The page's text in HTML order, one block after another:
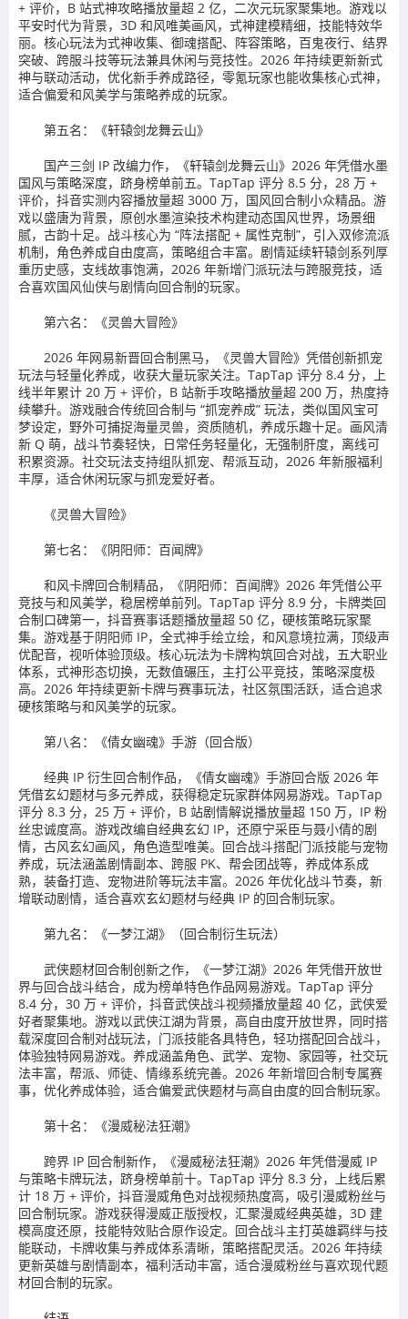
+ 评价，B 站式神攻略播放量超 2 亿，二次元玩家聚集地。游戏以
平安时代为背景，3D 和风唯美画风，式神建模精细，技能特效华
丽。核心玩法为式神收集、御魂搭配、阵容策略，百鬼夜行、结界
突破、跨服斗技等玩法兼具休闲与竞技性。2026 年持续更新新式
神与联动活动，优化新手养成路径，零氪玩家也能收集核心式神，
适合偏爱和风美学与策略养成的玩家。
第五名：《轩辕剑龙舞云山》
国产三剑 IP 改编力作，《轩辕剑龙舞云山》2026 年凭借水墨
国风与策略深度，跻身榜单前五。TapTap 评分 8.5 分，28 万 +
评价，抖音实测内容播放量超 3000 万，国风回合制小众精品。游
戏以盛唐为背景，原创水墨渲染技术构建动态国风世界，场景细
腻，古韵十足。战斗核心为 “阵法搭配 + 属性克制”，引入双修流派
机制，角色养成自由度高，策略组合丰富。剧情延续轩辕剑系列厚
重历史感，支线故事饱满，2026 年新增门派玩法与跨服竞技，适
合喜欢国风仙侠与剧情向回合制的玩家。
第六名：《灵兽大冒险》
2026 年网易新晋回合制黑马，《灵兽大冒险》凭借创新抓宠
玩法与轻量化养成，收获大量玩家关注。TapTap 评分 8.4 分，上
线半年累计 20 万 + 评价，B 站新手攻略播放量超 200 万，热度持
续攀升。游戏融合传统回合制与 “抓宠养成” 玩法，类似国风宝可
梦设定，野外可捕捉海量灵兽，资质随机，养成乐趣十足。画风清
新 Q 萌，战斗节奏轻快，日常任务轻量化，无强制肝度，离线可
积累资源。社交玩法支持组队抓宠、帮派互动，2026 年新服福利
丰厚，适合休闲玩家与抓宠爱好者。
《灵兽大冒险》
第七名：《阴阳师：百闻牌》
和风卡牌回合制精品，《阴阳师：百闻牌》2026 年凭借公平
竞技与和风美学，稳居榜单前列。TapTap 评分 8.9 分，卡牌类回
合制口碑第一，抖音赛事话题播放量超 50 亿，硬核策略玩家聚
集。游戏基于阴阳师 IP，全式神手绘立绘，和风意境拉满，顶级声
优配音，视听体验顶级。核心玩法为卡牌构筑回合对战，五大职业
体系，式神形态切换，无数值碾压，主打公平竞技，策略深度极
高。2026 年持续更新卡牌与赛事玩法，社区氛围活跃，适合追求
硬核策略与和风美学的玩家。
第八名：《倩女幽魂》手游（回合版）
经典 IP 衍生回合制作品，《倩女幽魂》手游回合版 2026 年
凭借玄幻题材与多元养成，获得稳定玩家群体网易游戏。TapTap
评分 8.3 分，25 万 + 评价，B 站剧情解说播放量超 150 万，IP 粉
丝忠诚度高。游戏改编自经典玄幻 IP，还原宁采臣与聂小倩的剧
情，古风玄幻画风，角色造型唯美。回合战斗搭配门派技能与宠物
养成，玩法涵盖剧情副本、跨服 PK、帮会团战等，养成体系成
熟，装备打造、宠物进阶等玩法丰富。2026 年优化战斗节奏，新
增联动剧情，适合喜欢玄幻题材与经典 IP 的回合制玩家。
第九名：《一梦江湖》（回合制衍生玩法）
武侠题材回合制创新之作，《一梦江湖》2026 年凭借开放世
界与回合战斗结合，成为榜单特色作品网易游戏。TapTap 评分
8.4 分，30 万 + 评价，抖音武侠战斗视频播放量超 40 亿，武侠爱
好者聚集地。游戏以武侠江湖为背景，高自由度开放世界，同时搭
载深度回合制对战玩法，门派技能各具特色，轻功搭配回合战斗，
体验独特网易游戏。养成涵盖角色、武学、宠物、家园等，社交玩
法丰富，帮派、师徒、情缘系统完善。2026 年新增回合制专属赛
事，优化养成体验，适合偏爱武侠题材与高自由度的回合制玩家。
第十名：《漫威秘法狂潮》
跨界 IP 回合制新作，《漫威秘法狂潮》2026 年凭借漫威 IP
与策略卡牌玩法，跻身榜单前十。TapTap 评分 8.3 分，上线后累
计 18 万 + 评价，抖音漫威角色对战视频热度高，吸引漫威粉丝与
回合制玩家。游戏获得漫威正版授权，汇聚漫威经典英雄，3D 建
模高度还原，技能特效贴合原作设定。回合战斗主打英雄羁绊与技
能联动，卡牌收集与养成体系清晰，策略搭配灵活。2026 年持续
更新英雄与剧情副本，福利活动丰富，适合漫威粉丝与喜欢现代题
材回合制的玩家。